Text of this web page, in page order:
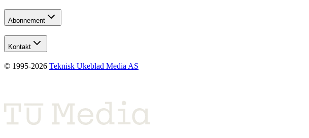
Abonnement
Kontakt
© 1995-2026 Teknisk Ukeblad Media AS